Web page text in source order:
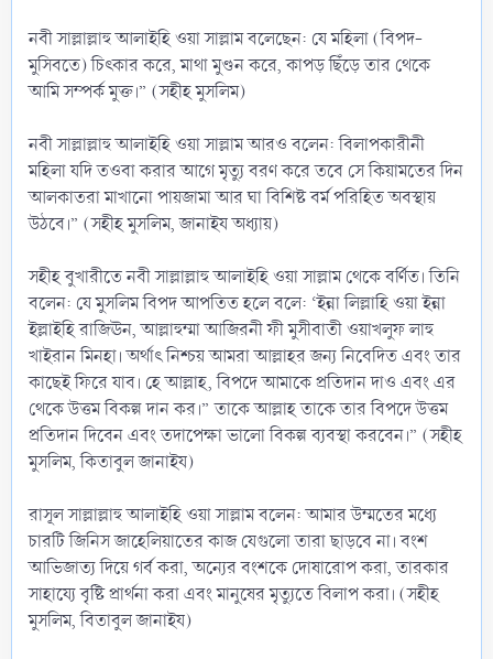
নবী সাল্লাল্লাহু আলাইহি ওয়া সাল্লাম বলেছেন: যে মহিলা (বিপদ-
মুসিবতে) চিৎকার করে, মাথা মুণ্ডন করে, কাপড় ছিঁড়ে তার থেকে
আমি সম্পর্ক মুক্ত।” (সহীহ মুসলিম)
নবী সাল্লাল্লাহু আলাইহি ওয়া সাল্লাম আরও বলেন: বিলাপকারীনী
মহিলা যদি তওবা করার আগে মৃত্যু বরণ করে তবে সে কিয়ামতের দিন
আলকাতরা মাখানো পায়জামা আর ঘা বিশিষ্ট বর্ম পরিহিত অবস্থায়
উঠবে।” (সহীহ মুসলিম, জানাইয অধ্যায়)
সহীহ বুখারীতে নবী সাল্লাল্লাহু আলাইহি ওয়া সাল্লাম থেকে বর্ণিত। তিনি
বলেন: যে মুসলিম বিপদ আপতিত হলে বলে: ‘ইন্না লিল্লাহি ওয়া ইন্না
ইল্লাইহি রাজিঊন, আল্লাহুম্মা আজিরনী ফী মুসীবাতী ওয়াখলুফ লাহু
খাইরান মিনহা। অর্থাৎ নিশ্চয় আমরা আল্লাহর জন্য নিবেদিত এবং তার
কাছেই ফিরে যাব। হে আল্লাহ, বিপদে আমাকে প্রতিদান দাও এবং এর
থেকে উত্তম বিকল্প দান কর।” তাকে আল্লাহ তাকে তার বিপদে উত্তম
প্রতিদান দিবেন এবং তদাপেক্ষা ভালো বিকল্প ব্যবস্থা করবেন।” (সহীহ
মুসলিম, কিতাবুল জানাইয)
রাসূল সাল্লাল্লাহু আলাইহি ওয়া সাল্লাম বলেন: আমার উম্মতের মধ্যে
চারটি জিনিস জাহেলিয়াতের কাজ যেগুলো তারা ছাড়বে না। বংশ
আভিজাত্য দিয়ে গর্ব করা, অন্যের বংশকে দোষারোপ করা, তারকার
সাহায্যে বৃষ্টি প্রার্থনা করা এবং মানুষের মৃত্যুতে বিলাপ করা। (সহীহ
মুসলিম, বিতাবুল জানাইয)